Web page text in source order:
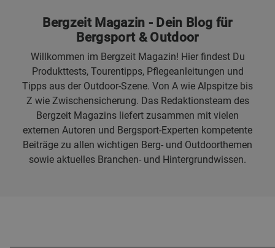
Bergzeit Magazin - Dein Blog für
Bergsport & Outdoor
Willkommen im Bergzeit Magazin! Hier findest Du
Produkttests, Tourentipps, Pflegeanleitungen und
Tipps aus der Outdoor-Szene. Von A wie Alpspitze bis
Z wie Zwischensicherung. Das Redaktionsteam des
Bergzeit Magazins liefert zusammen mit vielen
externen Autoren und Bergsport-Experten kompetente
Beiträge zu allen wichtigen Berg- und Outdoorthemen
sowie aktuelles Branchen- und Hintergrundwissen.